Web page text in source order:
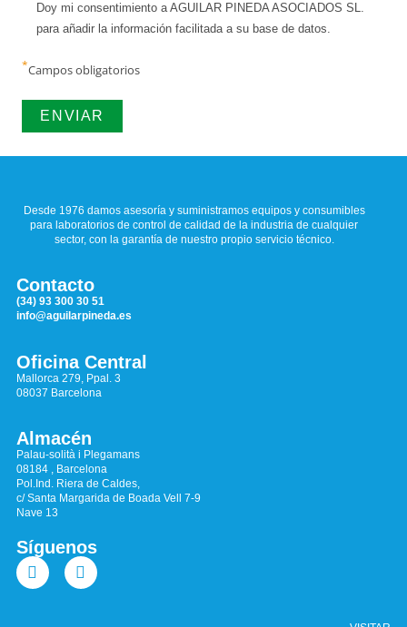
Doy mi consentimiento a AGUILAR PINEDA ASOCIADOS SL.
para añadir la información facilitada a su base de datos.
*Campos obligatorios
Desde 1976 damos asesoría y suministramos equipos y consumibles
para laboratorios de control de calidad de la industria de cualquier
sector, con la garantía de nuestro propio servicio técnico.
Contacto
(34) 93 300 30 51
info@aguilarpineda.es
Oficina Central
Mallorca 279, Ppal. 3
08037 Barcelona
Almacén
Palau-solità i Plegamans
08184 , Barcelona
Pol.Ind. Riera de Caldes,
c/ Santa Margarida de Boada Vell 7-9
Nave 13
Síguenos